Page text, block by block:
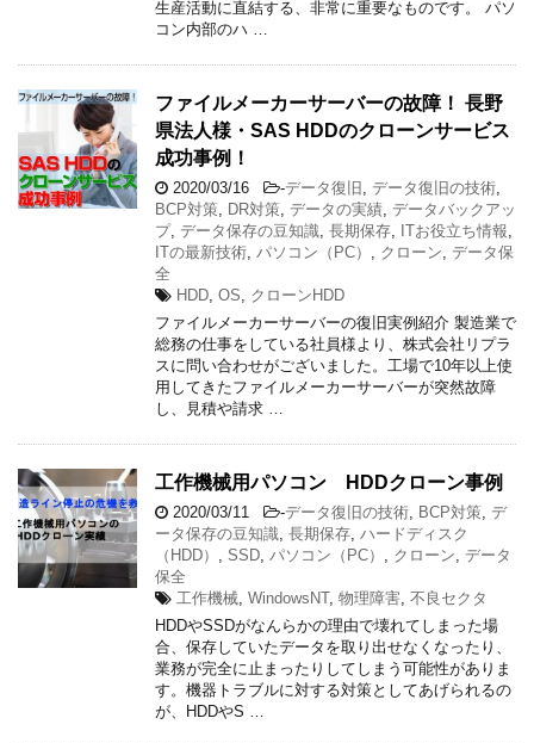
生産活動に直結する、非常に重要なものです。 パソ
コン内部のハ …
ファイルメーカーサーバーの故障！ 長野
県法人様・SAS HDDのクローンサービス
成功事例！
2020/03/16 -データ復旧 データ復旧の技術
BCP対策 DR対策 データの実績 データバックアッ
プ, データ保存の豆知識 長期保存 ITお役立ち情報
ITの最新技術 パソコン（PC） クローン データ保
全
HDD OS
クローンHDD
ファイルメーカーサーバーの復旧実例紹介 製造業で
総務の仕事をしている社員様より、株式会社リプラ
スに問い合わせがございました。工場で10年以上使
用してきたファイルメーカーサーバーが突然故障
し、見積や請求 …
工作機械用パソコン HDDクローン事例
2020/03/11 -データ復旧の技術 BCP対策 デ
ータ保存の豆知識 長期保存 ハードディスク
（HDD）
SSD パソコン（PC） クローン データ
保全
工作機械 WindowsNT, 物理障害 不良セクタ
HDDやSSDがなんらかの理由で壊れてしまった場
合、保存していたデータを取り出せなくなったり、
業務が完全に止まったりしてしまう可能性がありま
す。機器トラブルに対する対策としてあげられるの
が、HDDやS …